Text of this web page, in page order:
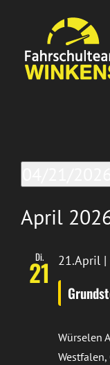
springen
Datum
wählen.
April
Di.
21 21.April |
Würselen
Westfalen,